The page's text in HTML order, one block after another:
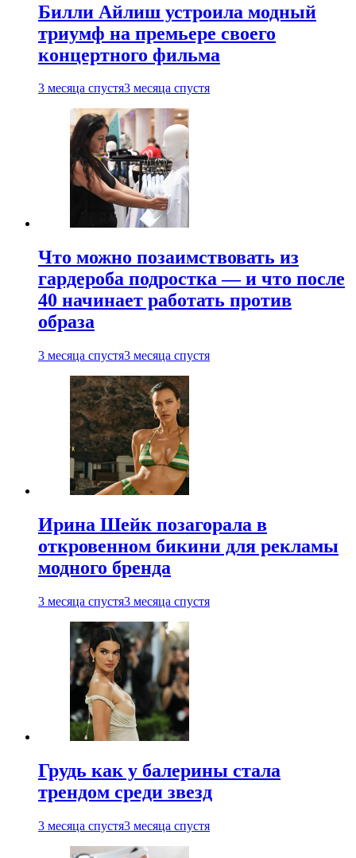
Билли Айлиш устроила модный
триумф на премьере своего
концертного фильма
3 месяца спустя3 месяца спустя
Что можно позаимствовать из
гардероба подростка — и что после
40 начинает работать против
образа
3 месяца спустя3 месяца спустя
Ирина Шейк позагорала в
откровенном бикини для рекламы
модного бренда
3 месяца спустя3 месяца спустя
Грудь как у балерины стала
трендом среди звезд
3 месяца спустя3 месяца спустя